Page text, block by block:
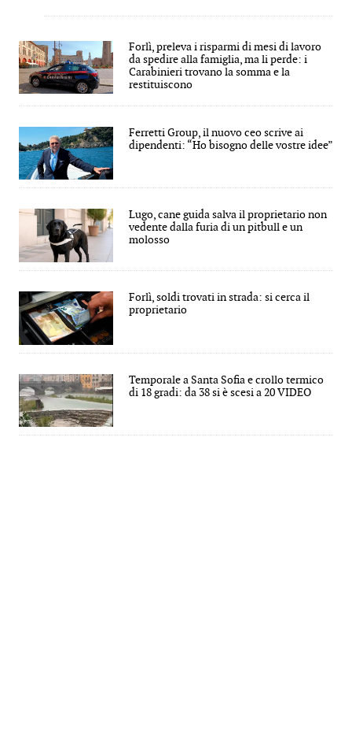
Forlì, preleva i risparmi di mesi di lavoro
da spedire alla famiglia, ma li perde: i
Carabinieri trovano la somma e la
restituiscono
Ferretti Group, il nuovo ceo scrive ai
dipendenti: “Ho bisogno delle vostre idee”
Lugo, cane guida salva il proprietario non
vedente dalla furia di un pitbull e un
molosso
Forlì, soldi trovati in strada: si cerca il
proprietario
Temporale a Santa Sofia e crollo termico
di 18 gradi: da 38 si è scesi a 20 VIDEO